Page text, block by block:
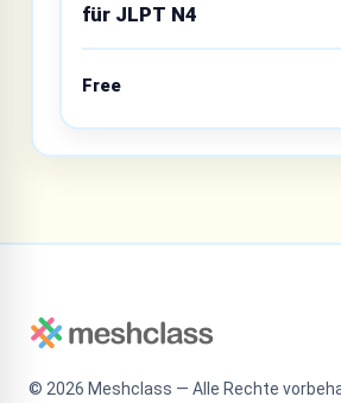
für JLPT N4
Free
© 2026 Meshclass — Alle Rechte